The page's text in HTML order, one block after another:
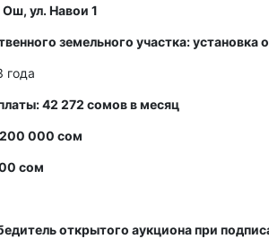
ул. Навои 1
земельного участка:
года
42 272 сомов в месяц
200 000 сом
сом
открытого аукциона при